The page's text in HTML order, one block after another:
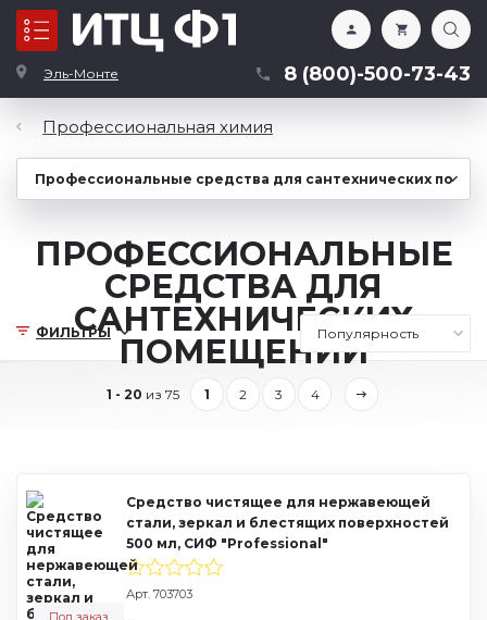
Эль-Монте 8 (800)-500-73-43
Каталог
ФИЛЬТРЫ
Профессиональная химия
ПРОФЕССИОНАЛЬНЫЕ
СРЕДСТВА ДЛЯ
САНТЕХНИЧЕСКИХ
ПОМЕЩЕНИЙ
1 - 20 из 75 1 2 3 4
Средство чистящее для нержавеющей
стали, зеркал и блестящих поверхностей
500 мл, СИФ "Professional"
Арт. 703703
Под заказ